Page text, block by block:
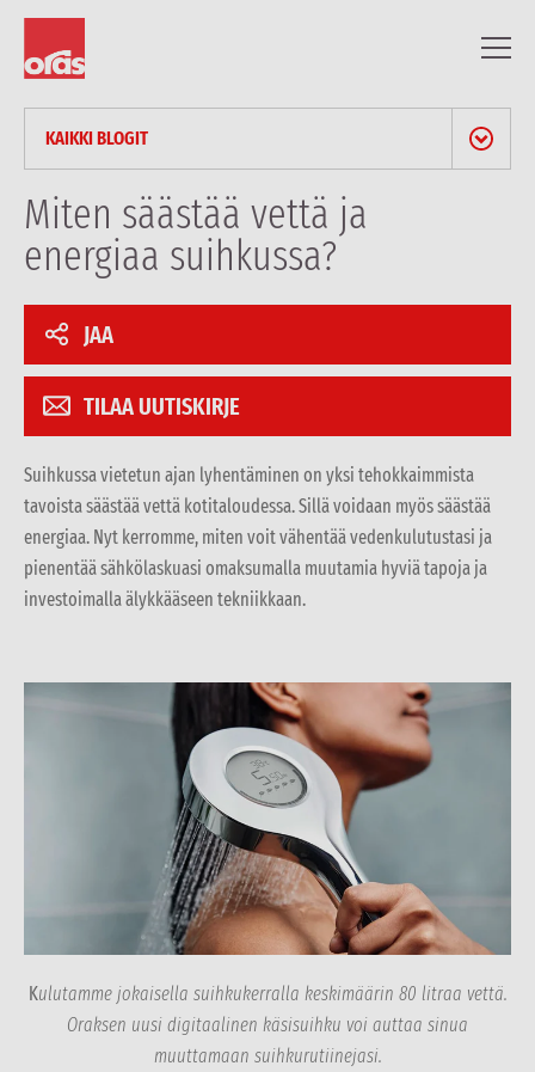
KAIKKI BLOGIT
UUTISET & LEHDISTÖTIEDOTTEET
BLOGI
REFERENSSIT
Miten säästää vettä ja
energiaa suihkussa?
JAA
TILAA UUTISKIRJE
Suihkussa vietetun ajan lyhentäminen on yksi tehokkaimmista
tavoista säästää vettä kotitaloudessa. Sillä voidaan myös säästää
energiaa. Nyt kerromme, miten voit vähentää vedenkulutustasi ja
pienentää sähkölaskuasi omaksumalla muutamia hyviä tapoja ja
investoimalla älykkääseen tekniikkaan.
Kulutamme jokaisella suihkukerralla keskimäärin 80 litraa vettä.
Oraksen uusi digitaalinen käsisuihku voi auttaa sinua
muuttamaan suihkurutiinejasi.